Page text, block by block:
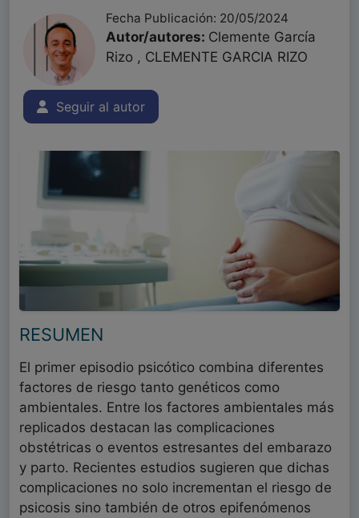
Fecha Publicación: 20/05/2024
Autor/autores: Clemente García
Rizo , CLEMENTE GARCIA RIZO
Seguir al autor
RESUMEN
El primer episodio psicótico combina diferentes
factores de riesgo tanto genéticos como
ambientales. Entre los factores ambientales más
replicados destacan las complicaciones
obstétricas o eventos estresantes del embarazo
y parto. Recientes estudios sugieren que dichas
complicaciones no solo incrementan el riesgo de
psicosis sino también de otros epifenómenos